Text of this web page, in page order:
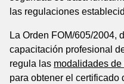
las regulaciones
La Orden FOM/605/2004,
capacitación profesional
regula las modalidades de
para obtener el certificado